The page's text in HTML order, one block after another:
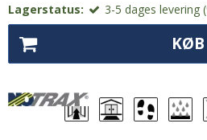
Lagerstatus:
3-5 dages levering
KØB